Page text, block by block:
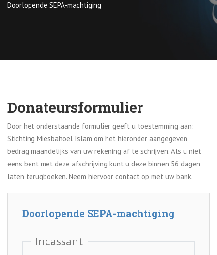
Doorlopende SEPA-machtiging
Donateursformulier
Door het onderstaande formulier geeft u toestemming aan:
Stichting Miesbahoel Islam om het hieronder aangegeven
bedrag maandelijks van uw rekening af te schrijven. Als u niet
eens bent met deze afschrijving kunt u deze binnen 56 dagen
laten terugboeken. Neem hiervoor contact op met uw bank.
Doorlopende SEPA-machtiging
Incassant